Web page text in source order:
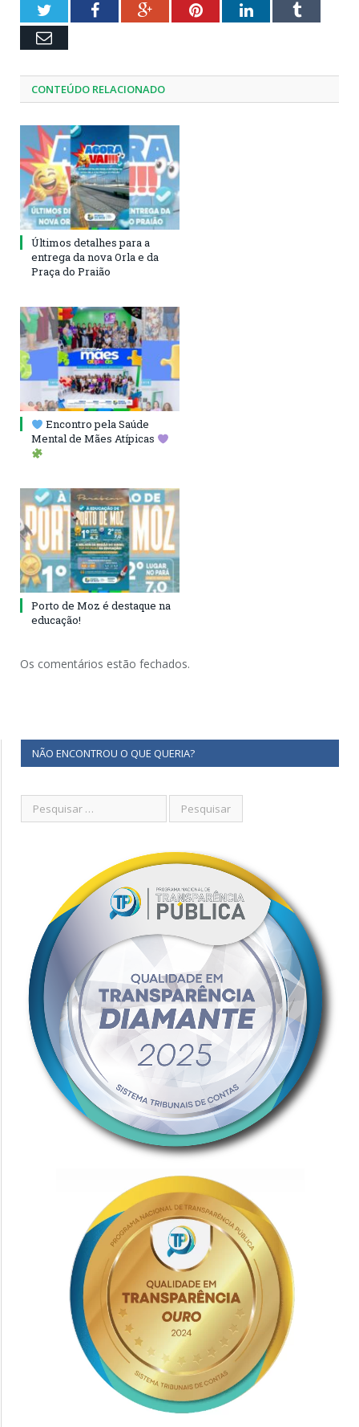
TwitterFacebookGoogle+PinterestLinkedInTumblr
Email
CONTEÚDO RELACIONADO
Últimos detalhes para a
entrega da nova Orla e da
Praça do Praião
Encontro pela Saúde
Mental de Mães Atípicas
Porto de Moz é destaque na
educação!
Os comentários estão fechados.
NÃO ENCONTROU O QUE QUERIA?